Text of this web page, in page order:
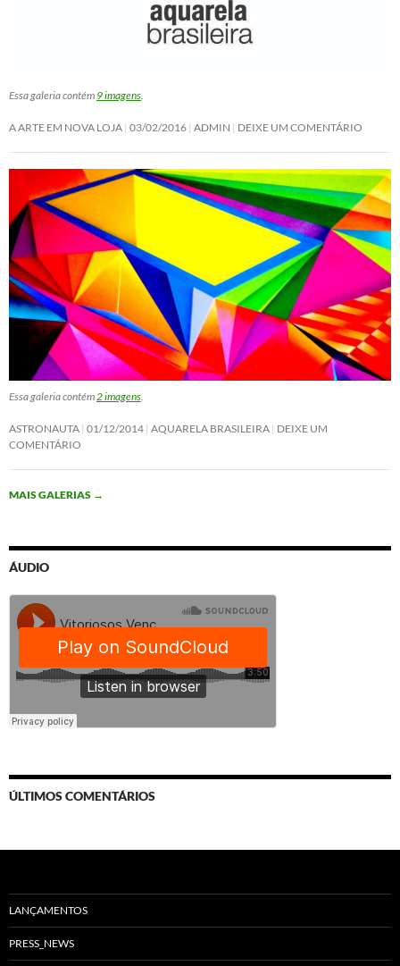
Essa galeria contém 9 imagens.
A ARTE EM NOVA LOJA 03/02/2016 ADMIN DEIXE UM COMENTÁRIO
Essa galeria contém 2 imagens
ASTRONAUTA 01/12/2014 AQUARELA BRASILEIRA DEIXE UM
COMENTÁRIO
MAIS GALERIAS →
ÁUDIO
ÚLTIMOS COMENTÁRIOS
LANÇAMENTOS
PRESS_NEWS